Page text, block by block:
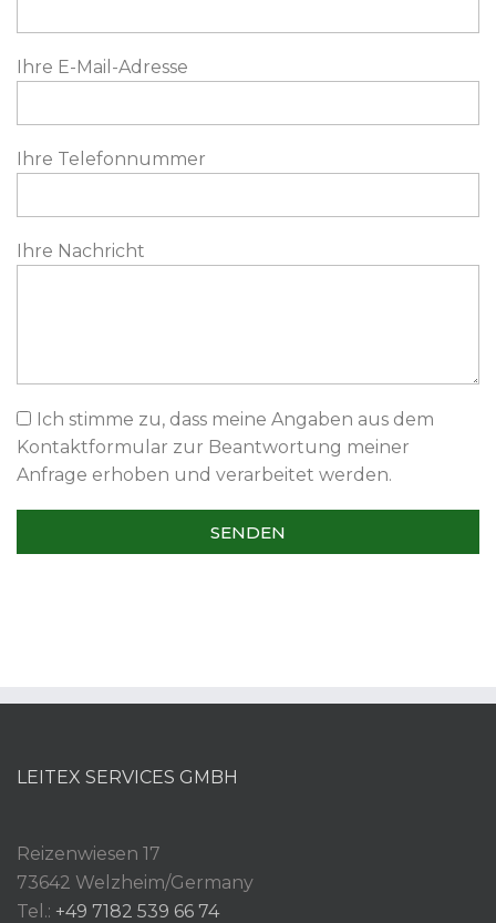
Ihre E-Mail-Adresse
Ihre Telefonnummer
Ihre Nachricht
Ich stimme zu, dass meine Angaben aus dem
Kontaktformular zur Beantwortung meiner
Anfrage erhoben und verarbeitet werden.
SENDEN
LEITEX SERVICES GMBH
Reizenwiesen 17
73642 Welzheim/Germany
Tel.: +49 7182 539 66 74